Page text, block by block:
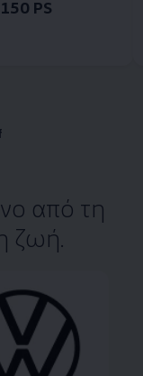
PS
από τη
ζωή.